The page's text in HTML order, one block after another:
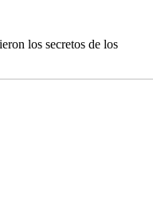
los secretos de los